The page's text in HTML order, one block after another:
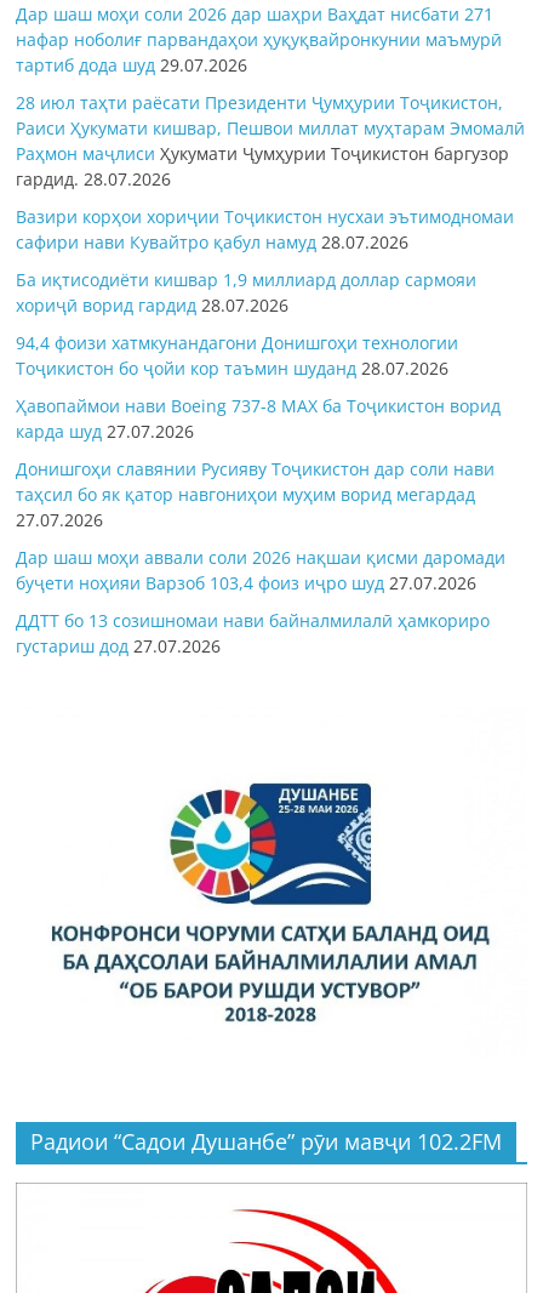
Дар шаш моҳи соли 2026 дар шаҳри Ваҳдат нисбати 271
нафар ноболиғ парвандаҳои ҳуқуқвайронкунии маъмурӣ
тартиб дода шуд 29.07.2026
28 июл таҳти раёсати Президенти Ҷумҳурии Тоҷикистон,
Раиси Ҳукумати кишвар, Пешвои миллат муҳтарам Эмомалӣ
Раҳмон маҷлисиҲукумати Ҷумҳурии Тоҷикистон баргузор
гардид. 28.07.2026
Вазири корҳои хориҷии Тоҷикистон нусхаи эътимодномаи
сафири нави Кувайтро қабул намуд 28.07.2026
Ба иқтисодиёти кишвар 1,9 миллиард доллар сармояи
хориҷӣ ворид гардид 28.07.2026
94,4 фоизи хатмкунандагони Донишгоҳи технологии
Тоҷикистон бо ҷойи кор таъмин шуданд 28.07.2026
Ҳавопаймои нави Boeing 737-8 MAX ба Тоҷикистон ворид
карда шуд 27.07.2026
Донишгоҳи славянии Русияву Тоҷикистон дар соли нави
таҳсил бо як қатор навгониҳои муҳим ворид мегардад
27.07.2026
Дар шаш моҳи аввали соли 2026 нақшаи қисми даромади
буҷети ноҳияи Варзоб 103,4 фоиз иҷро шуд 27.07.2026
ДДТТ бо 13 созишномаи нави байналмилалӣ ҳамкориро
густариш дод 27.07.2026
Радиои “Садои Душанбе” рӯи мавҷи 102.2FM